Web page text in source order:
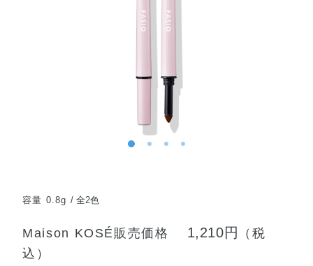
容量 0.8g 全2色
Maison KOSÉ販売価格 1,210円
（税
込）